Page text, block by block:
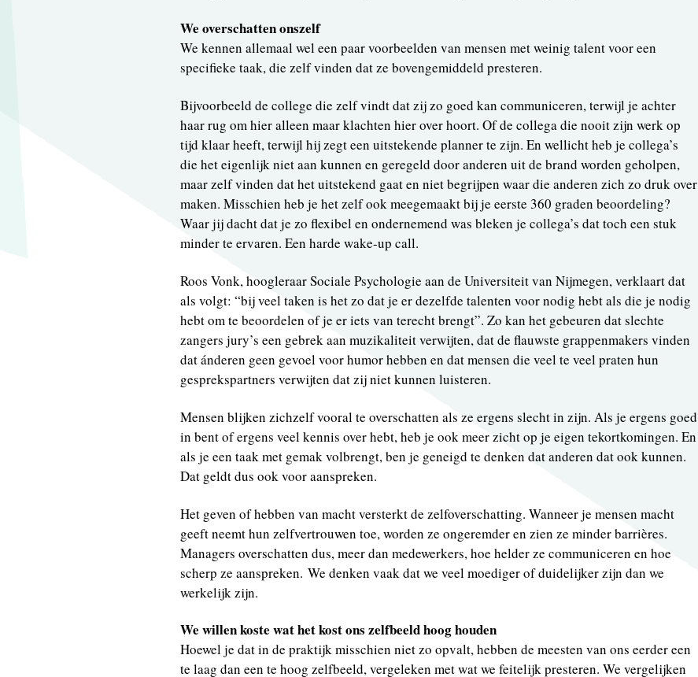
We overschatten onszelf
We kennen allemaal wel een paar voorbeelden van mensen met weinig talent voor een
specifieke taak, die zelf vinden dat ze bovengemiddeld presteren.
Bijvoorbeeld de college die zelf vindt dat zij zo goed kan communiceren, terwijl je achter
haar rug om hier alleen maar klachten hier over hoort. Of de collega die nooit zijn werk op
tijd klaar heeft, terwijl hij zegt een uitstekende planner te zijn. En wellicht heb je collega’s
die het eigenlijk niet aan kunnen en geregeld door anderen uit de brand worden geholpen,
maar zelf vinden dat het uitstekend gaat en niet begrijpen waar die anderen zich zo druk over
maken. Misschien heb je het zelf ook meegemaakt bij je eerste 360 graden beoordeling?
Waar jij dacht dat je zo flexibel en ondernemend was bleken je collega’s dat toch een stuk
minder te ervaren. Een harde wake-up call.
Roos Vonk, hoogleraar Sociale Psychologie aan de Universiteit van Nijmegen, verklaart dat
als volgt: “bij veel taken is het zo dat je er dezelfde talenten voor nodig hebt als die je nodig
hebt om te beoordelen of je er iets van terecht brengt”. Zo kan het gebeuren dat slechte
zangers jury’s een gebrek aan muzikaliteit verwijten, dat de flauwste grappenmakers vinden
dat ánderen geen gevoel voor humor hebben en dat mensen die veel te veel praten hun
gesprekspartners verwijten dat zij niet kunnen luisteren.
Mensen blijken zichzelf vooral te overschatten als ze ergens slecht in zijn. Als je ergens goed
in bent of ergens veel kennis over hebt, heb je ook meer zicht op je eigen tekortkomingen. En
als je een taak met gemak volbrengt, ben je geneigd te denken dat anderen dat ook kunnen.
Dat geldt dus ook voor aanspreken.
Het geven of hebben van macht versterkt de zelfoverschatting. Wanneer je mensen macht
geeft neemt hun zelfvertrouwen toe, worden ze ongeremder en zien ze minder barrières.
Managers overschatten dus, meer dan medewerkers, hoe helder ze communiceren en hoe
scherp ze aanspreken. We denken vaak dat we veel moediger of duidelijker zijn dan we
werkelijk zijn.
We willen koste wat het kost ons zelfbeeld hoog houden
Hoewel je dat in de praktijk misschien niet zo opvalt, hebben de meesten van ons eerder een
te laag dan een te hoog zelfbeeld, vergeleken met wat we feitelijk presteren. We vergelijken